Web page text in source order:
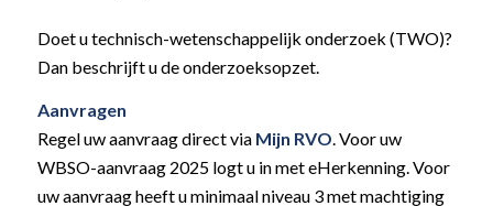
Doet u technisch-wetenschappelijk onderzoek (TWO)?
Dan beschrijft u de onderzoeksopzet.
Aanvragen
Regel uw aanvraag direct via Mijn RVO. Voor uw
WBSO-aanvraag 2025 logt u in met eHerkenning. Voor
uw aanvraag heeft u minimaal niveau 3 met machtiging